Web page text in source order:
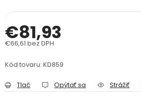
Podmienky ochrany osobných údajov
€81,93
€66,61 bez DPH
Kód tovaru: KD859
Tlač Opýtať sa Strážiť